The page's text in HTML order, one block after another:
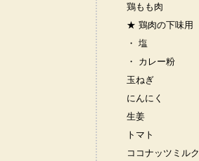
鶏もも肉
★ 鶏肉の下味用
・ 塩
・ カレー粉
玉ねぎ
にんにく
生姜
トマト
ココナッツミルク